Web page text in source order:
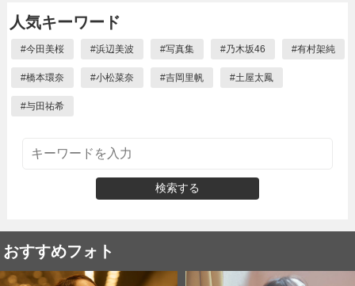
人気キーワード
#今田美桜 #浜辺美波 #写真集 #乃木坂46 #有村架純
#橋本環奈 #小松菜奈 #吉岡里帆 #土屋太鳳
#与田祐希
検索する
おすすめフォト